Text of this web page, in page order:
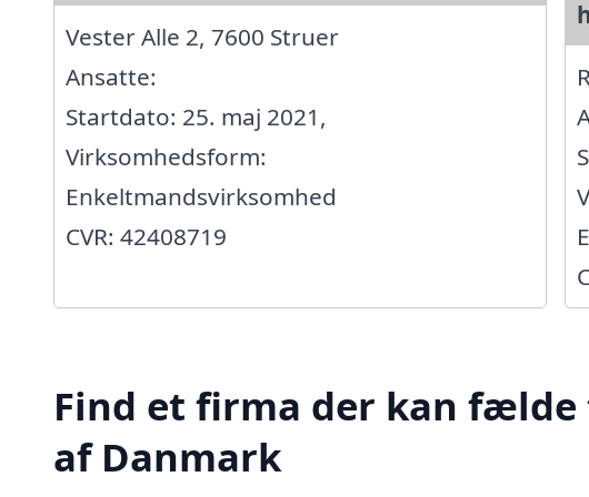
Vester Alle 2, 7600 Struer
Ansatte:
Startdato: 25. maj 2021,
Virksomhedsform:
Enkeltmandsvirksomhed
CVR: 42408719
Find et firma der kan
af Danmark